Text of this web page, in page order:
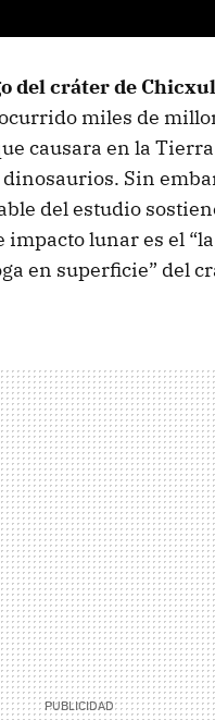
del cráter de
miles de
causara en la
Sin
del estudio
impacto lunar es el
en superficie” del